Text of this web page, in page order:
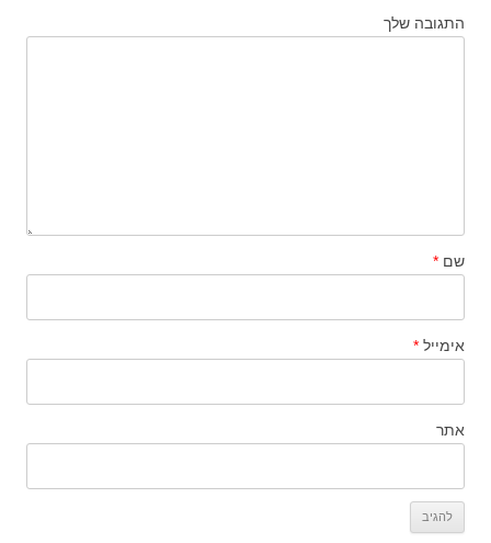
התגובה שלך
שם *
אימייל *
אתר